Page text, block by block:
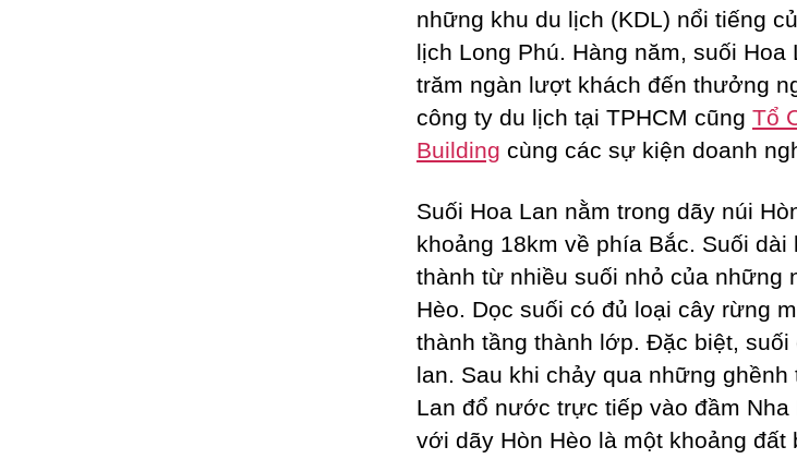
những khu du lịch (KDL) nổi tiếng
lịch Long Phú. Hàng năm, suối Hoa
trăm ngàn lượt khách đến thưởng
công ty du lịch tại TPHCM cũng Tổ
Building cùng các sự kiện doanh
Suối Hoa Lan nằm trong dãy núi
khoảng 18km về phía Bắc. Suối
thành từ nhiều suối nhỏ của những
Hèo. Dọc suối có đủ loại cây rừng
thành tầng thành lớp. Đặc biệt, suối
lan. Sau khi chảy qua những
Lan đổ nước trực tiếp vào đầm Nha
với dãy Hòn Hèo là một khoảng đất